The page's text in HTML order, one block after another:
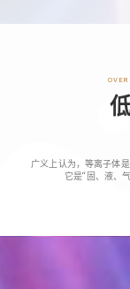
广义上认为，等离子体
它是“固、液、